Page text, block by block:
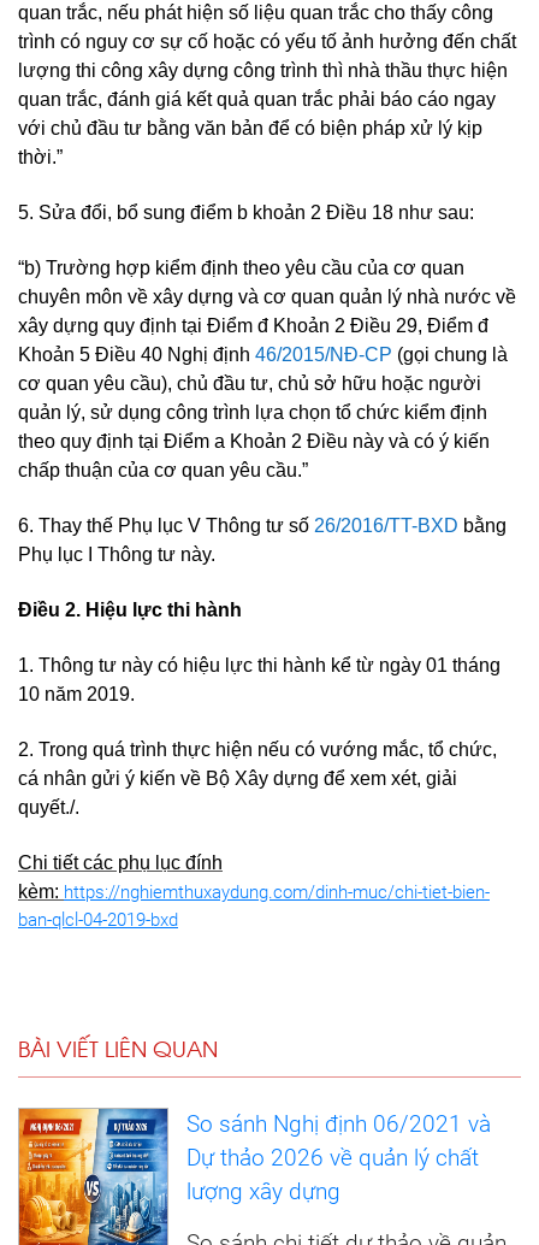
quan trắc, nếu phát hiện số liệu quan trắc cho thấy công
trình có nguy cơ sự cố hoặc có yếu tố ảnh hưởng đến chất
lượng thi công xây dựng công trình thì nhà thầu thực hiện
quan trắc, đánh giá kết quả quan trắc phải báo cáo ngay
với chủ đầu tư bằng văn bản để có biện pháp xử lý kịp
thời.”
5. Sửa đổi, bổ sung điểm b khoản 2 Điều 18 như sau:
“b) Trường hợp kiểm định theo yêu cầu của cơ quan
chuyên môn về xây dựng và cơ quan quản lý nhà nước về
xây dựng quy định tại Điểm đ Khoản 2 Điều 29, Điểm đ
Khoản 5 Điều 40 Nghị định 46/2015/NĐ-CP (gọi chung là
cơ quan yêu cầu), chủ đầu tư, chủ sở hữu hoặc người
quản lý, sử dụng công trình lựa chọn tổ chức kiểm định
theo quy định tại Điểm a Khoản 2 Điều này và có ý kiến
chấp thuận của cơ quan yêu cầu.”
6. Thay thế Phụ lục V Thông tư số 26/2016/TT-BXD bằng
Phụ lục I Thông tư này.
Điều 2. Hiệu lực thi hành
1. Thông tư này có hiệu lực thi hành kể từ ngày 01 tháng
10 năm 2019.
2. Trong quá trình thực hiện nếu có vướng mắc, tổ chức,
cá nhân gửi ý kiến về Bộ Xây dựng để xem xét, giải
quyết./.
Chi tiết các phụ lục đính
kèm: https://nghiemthuxaydung.com/dinh-muc/chi-tiet-bien-
ban-qlcl-04-2019-bxd
BÀI VIẾT LIÊN QUAN
So sánh Nghị định 06/2021 và
Dự thảo 2026 về quản lý chất
lượng xây dựng